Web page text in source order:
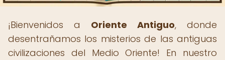
¡Bienvenidos a Oriente Antiguo, donde
desentrañamos los misterios de las antiguas
civilizaciones del Medio Oriente! En nuestro